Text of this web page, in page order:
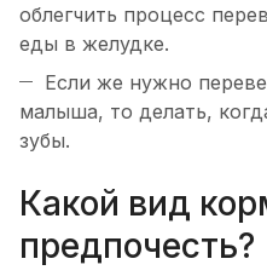
облегчить процесс
еды в желудке.
Если же нужно
малыша, то делать,
зубы.
Какой вид
предпочесть?